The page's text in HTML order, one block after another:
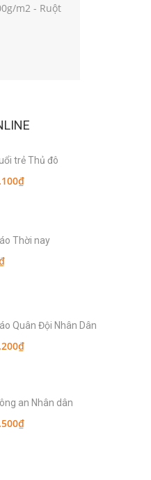
m2 - Ruột
trẻ Thủ đô
Thời nay
Quân Đội Nhân Dân
an Nhân dân